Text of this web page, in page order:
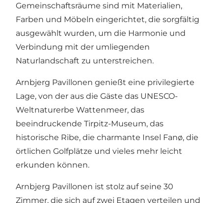
Gemeinschaftsräume sind mit Materialien,
Farben und Möbeln eingerichtet, die sorgfältig
ausgewählt wurden, um die Harmonie und
Verbindung mit der umliegenden
Naturlandschaft zu unterstreichen.
Arnbjerg Pavillonen genießt eine privilegierte
Lage, von der aus die Gäste das UNESCO-
Weltnaturerbe Wattenmeer, das
beeindruckende Tirpitz-Museum, das
historische Ribe, die charmante Insel Fanø, die
örtlichen Golfplätze und vieles mehr leicht
erkunden können.
Arnbjerg Pavillonen ist stolz auf seine 30
Zimmer, die sich auf zwei Etagen verteilen und